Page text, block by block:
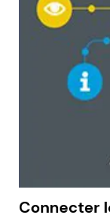
Connecter